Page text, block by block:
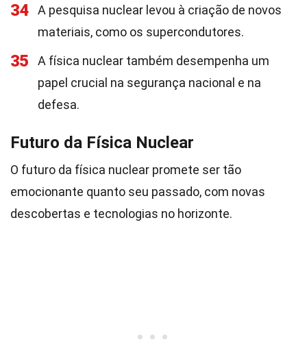
34
A pesquisa nuclear levou à criação de novos
materiais, como os supercondutores.
35
A física nuclear também desempenha um
papel crucial na segurança nacional e na
defesa.
Futuro da Física Nuclear
O futuro da física nuclear promete ser tão
emocionante quanto seu passado, com novas
descobertas e tecnologias no horizonte.